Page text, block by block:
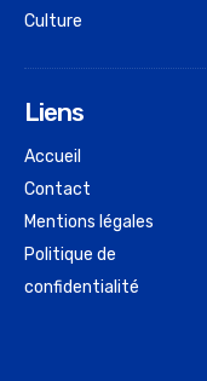
Culture
Liens
Accueil
Contact
Mentions légales
Politique de
confidentialité